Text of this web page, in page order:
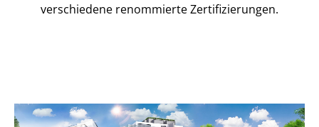
verschiedene renommierte Zer­ti­fi­zie­run­gen.